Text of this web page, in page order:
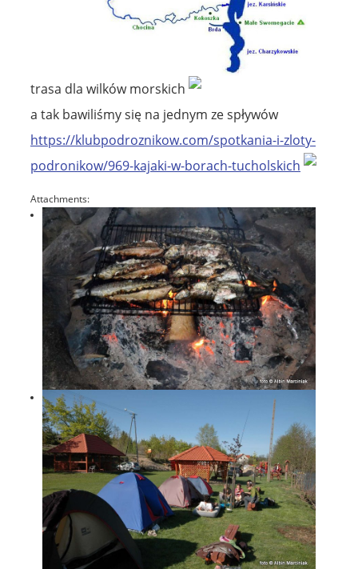
trasa dla wilków morskich
a tak bawiliśmy się na jednym ze spływów
https://klubpodroznikow.com/spotkania-i-zloty-
podronikow/969-kajaki-w-borach-tucholskich
Attachments: